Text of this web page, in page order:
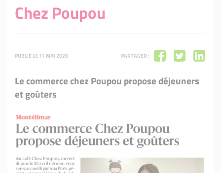
Chez Poupou
PUBLIÉ LE 11 MAI 2026 PARTAGER :
Le commerce chez Poupou propose déjeuners
et goûters